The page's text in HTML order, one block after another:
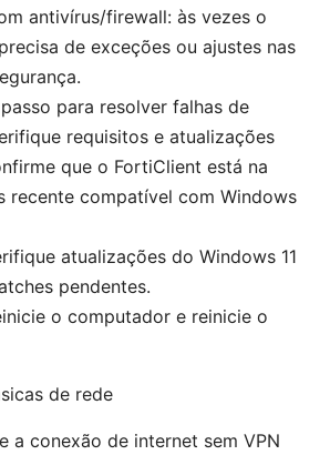
antivírus/firewall: às vezes o
de exceções ou ajustes nas
para resolver falhas de
requisitos e atualizações
que o FortiClient está na
recente compatível com Windows
atualizações do Windows 11
pendentes.
o computador e reinicie o
de rede
a conexão de internet sem VPN